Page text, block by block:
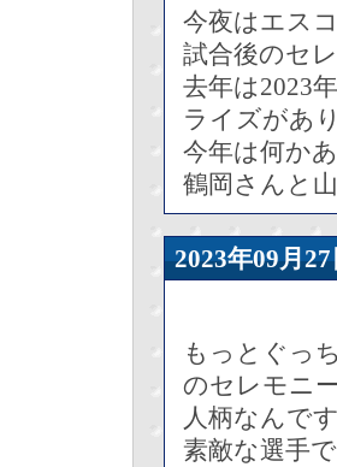
今夜はエス
試合後のセ
去年は2023
ライズがあ
今年は何か
鶴岡さんと
2023年09
もっとぐっ
のセレモニ
人柄なんで
素敵な選手